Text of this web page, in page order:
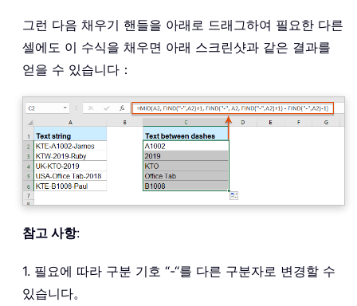
그런 다음 채우기 핸들을 아래로 드래그하여 필요한 다른
셀에도 이 수식을 채우면 아래 스크린샷과 같은 결과를
얻을 수 있습니다：
참고 사항:
1. 필요에 따라 구분 기호 “-“를 다른 구분자로 변경할 수
있습니다。